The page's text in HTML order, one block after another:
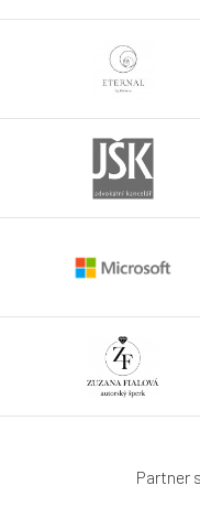
Partner